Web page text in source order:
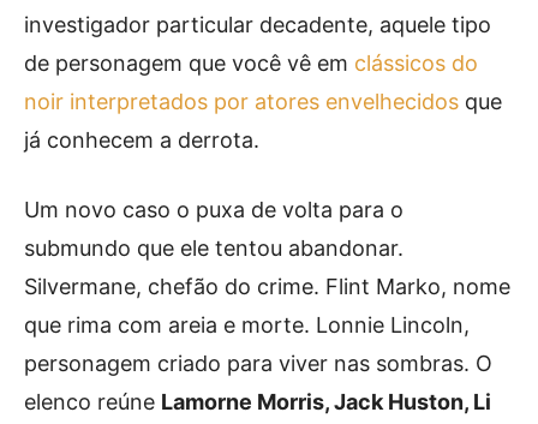
investigador particular decadente, aquele tipo
de personagem que você vê em clássicos do
noir interpretados por atores envelhecidos que
já conhecem a derrota.
Um novo caso o puxa de volta para o
submundo que ele tentou abandonar.
Silvermane, chefão do crime. Flint Marko, nome
que rima com areia e morte. Lonnie Lincoln,
personagem criado para viver nas sombras. O
elenco reúne Lamorne Morris, Jack Huston, Li